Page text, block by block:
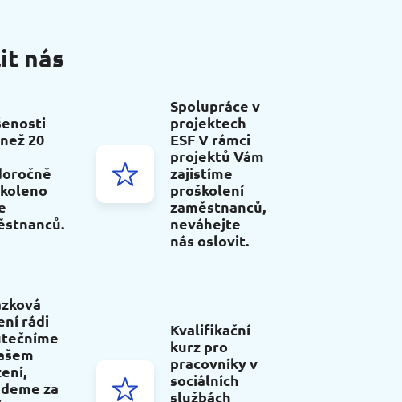
nás
20
Spolupráce v
projektech
ESF V rámci
projektů Vám
zajistíme
proškolení
zaměstnanců,
neváhejte
nás oslovit.
rádi
za
Kvalifikační
kurz pro
pracovníky v
sociálních
službách